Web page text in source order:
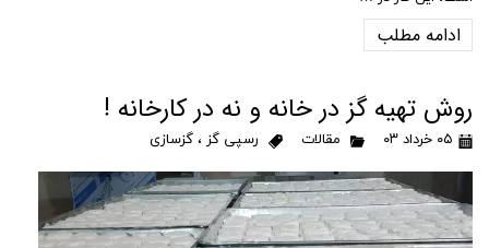
ادامه مطلب
روش تهیه گز در خانه و نه در کارخانه !
۰۵ خرداد ۰۳ مقالات رسپی گز ، گزسازی